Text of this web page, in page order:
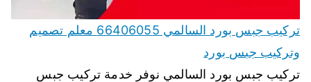
تركيب جبس بورد السالمي 66406055 معلم تصميم
وتركيب جبس بورد
تركيب جبس بورد السالمي نوفر خدمة تركيب جبس